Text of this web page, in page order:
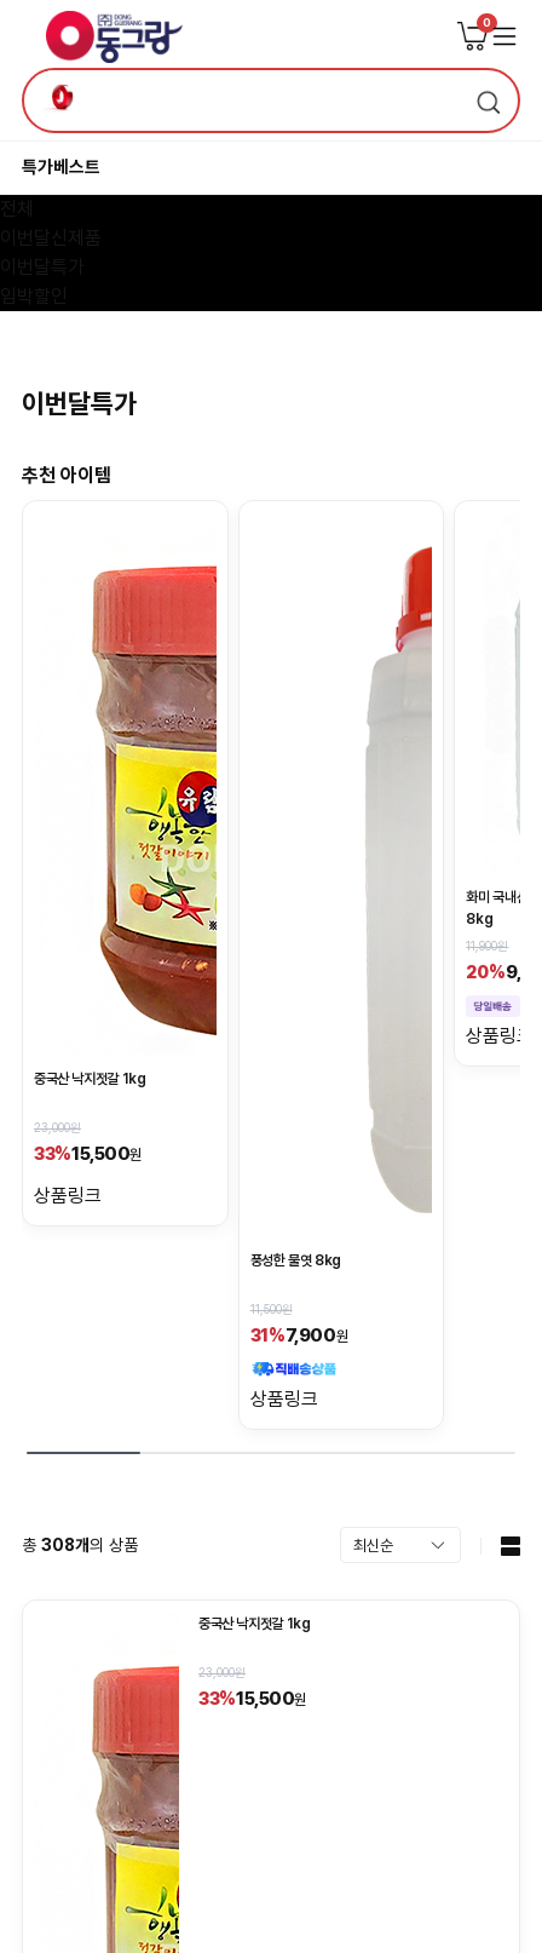
0
특가베스트
이번달특가
추천 아이템
중국산 낙지젓갈 1kg
23,000원
33%15,500원
상품링크
풍성한 물엿 8kg
11,500원
31%7,900원
상품링크
화미 국내산
8kg
11,900원
20%
상품링크
총 308개의 상품
중국산 낙지젓갈 1kg
23,000원
33%15,500원